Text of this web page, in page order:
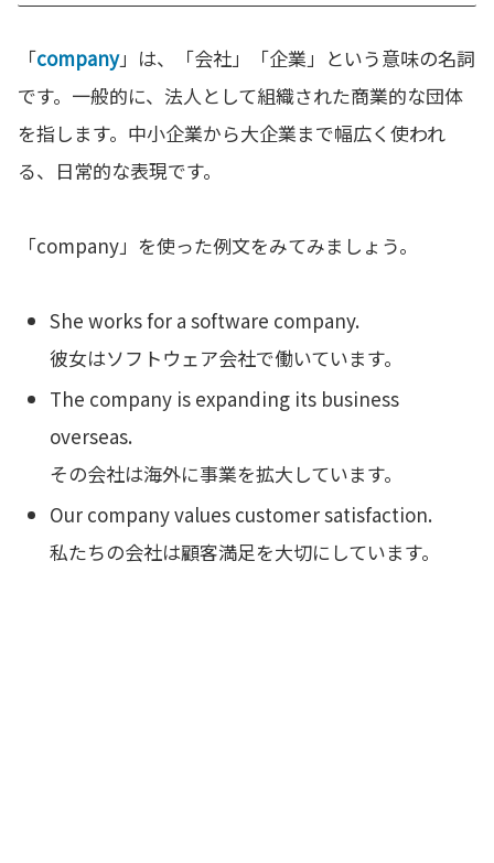
「company」は、「会社」「企業」という意味の名詞
です。一般的に、法人として組織された商業的な団体
を指します。中小企業から大企業まで幅広く使われ
る、日常的な表現です。
「company」を使った例文をみてみましょう。
She works for a software company.
彼女はソフトウェア会社で働いています。
The company is expanding its business
overseas.
その会社は海外に事業を拡大しています。
Our company values customer satisfaction.
私たちの会社は顧客満足を大切にしています。